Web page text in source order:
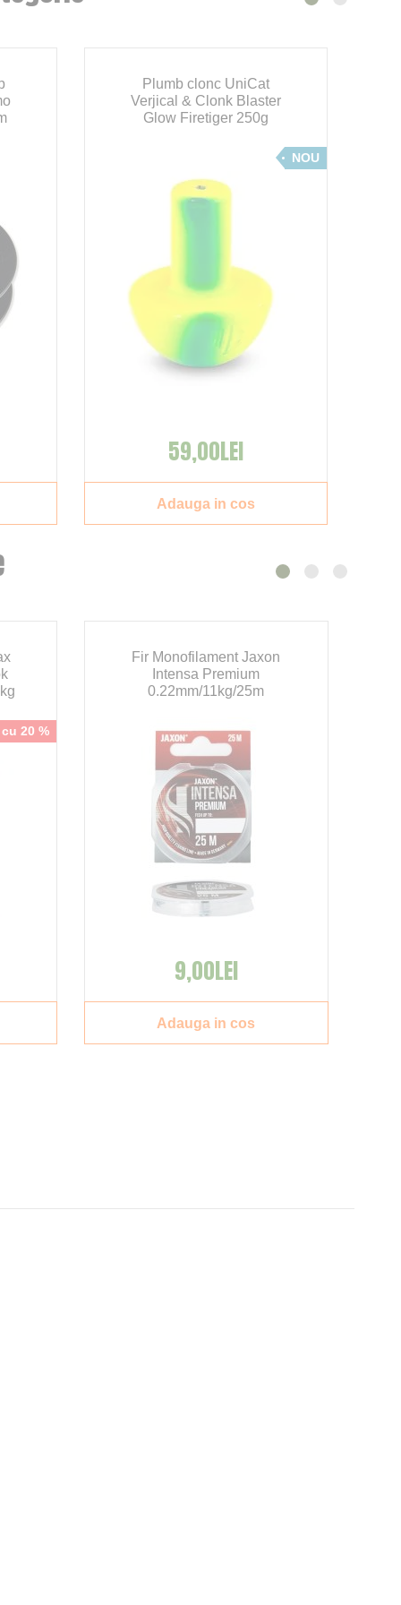
20 %
Fir Monofilament Jaxon
Intensa Premium
0.22mm/11kg/25m
9,00LEI
Adauga in cos
Plumb clonc UniCat
Verjical & Clonk Blaster
Glow Firetiger 250g
NOU
59,00LEI
Adauga in cos